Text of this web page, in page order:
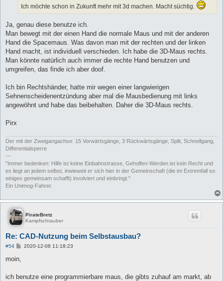
Ich möchte schon in Zukunft mehr mit 3d machen. Macht süchtig.
Ja, genau diese benutze ich.
Man bewegt mit der einen Hand die normale Maus und mit der anderen
Hand die Spacemaus. Was davon man mit der rechten und der linken
Hand macht, ist individuell verschieden. Ich habe die 3D-Maus rechts.
Man könnte natürlich auch immer die rechte Hand benutzen und
umgreifen, das finde ich aber doof.
Ich bin Rechtshänder, hatte mir wegen einer langwierigen
Sehnenscheidenentzündung aber mal die Mausbedienung mit links
angewöhnt und habe das beibehalten. Daher die 3D-Maus rechts.
Pirx
Der mit der Zweigangachse: 15 Vorwärtsgänge, 3 Rückwärtsgänge, Split, Schnellgang,
Differentialsperre
---
"Immer bedenken: Hilfe ist keine Einbahnstrasse, Geholfen-Werden ist kein Recht und
es liegt an jedem selbst, inwieweit er sich hier in der Gemeinschaft (die im Extremfall so
einiges gemeinsam schafft) involviert und einbringt."
Ein Unimog-Fahrer.
PirateBretz
Kampfschrauber
Re: CAD-Nutzung beim Selbstausbau?
#54
B
a
2020-12-08 11:18:23
moin,
ich benutze eine programmierbare maus, die gibts zuhauf am markt, ab